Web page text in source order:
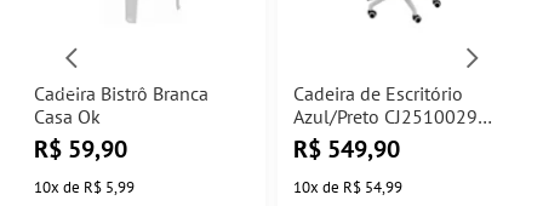
Cadeira Bistrô Branca
Casa Ok
R$ 59,90
10x de R$ 5,99
Cadeira de Escritório
Azul/Preto CJ2510029
Casa OK
R$ 549,90
10x de R$ 54,99